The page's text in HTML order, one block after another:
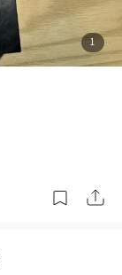
첨
부
된
사
1